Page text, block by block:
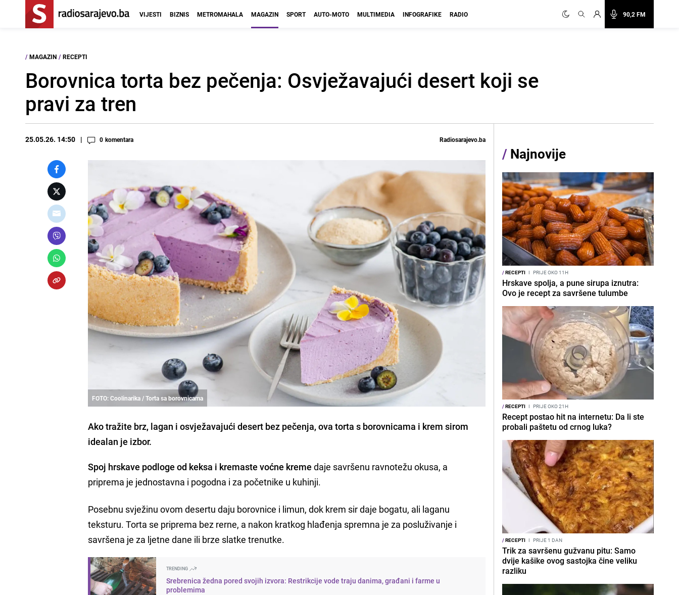
90,2 FM
VIJESTI BIZNIS METROMAHALA MAGAZIN SPORT AUTO-MOTO MULTIMEDIA INFOGRAFIKE RADIO
/ MAGAZIN / RECEPTI
Borovnica torta bez pečenja: Osvježavajući desert koji se
pravi za tren
25.05.26. 14:50 0 komentara Radiosarajevo.ba
FOTO: Coolinarika / Torta sa borovnicama
Ako tražite brz, lagan i osvježavajući desert bez pečenja, ova torta s borovnicama i krem sirom
idealan je izbor.
Spoj hrskave podloge od keksa i kremaste voćne kreme daje savršenu ravnotežu okusa, a
priprema je jednostavna i pogodna i za početnike u kuhinji.
Posebnu svježinu ovom desertu daju borovnice i limun, dok krem sir daje bogatu, ali laganu
teksturu. Torta se priprema bez rerne, a nakon kratkog hlađenja spremna je za posluživanje i
savršena je za ljetne dane ili brze slatke trenutke.
TRENDING
Srebrenica žedna pored svojih izvora: Restrikcije vode traju danima, građani i farme u
problemima
/ Najnovije
/RECEPTI I PRIJE OKO 11H
Hrskave spolja, a pune sirupa iznutra:
Ovo je recept za savršene tulumbe
/RECEPTI I PRIJE OKO 21H
Recept postao hit na internetu: Da li ste
probali paštetu od crnog luka?
/RECEPTI I PRIJE 1 DAN
Trik za savršenu gužvanu pitu: Samo
dvije kašike ovog sastojka čine veliku
razliku